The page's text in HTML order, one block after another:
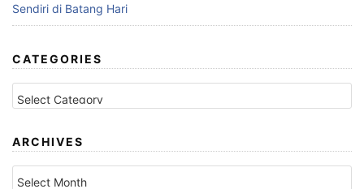
Sendiri di Batang Hari
CATEGORIES
Categories
ARCHIVES
Archives